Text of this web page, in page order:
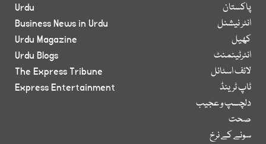
پاکستان
انٹر نیشنل
کھیل
انٹرٹینمنٹ
لائف اسٹائل
ٹاپ ٹرینڈ
دلچسپ و عجیب
صحت
سونے کے نرخ
Urdu
Business News in Urdu
Urdu Magazine
Urdu Blogs
The Express Tribune
Express Entertainment